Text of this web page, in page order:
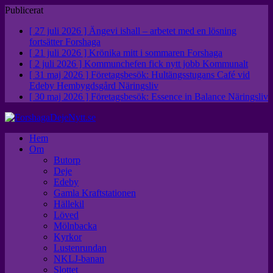
Publicerat
[ 27 juli 2026 ] Ängevi ishall – arbetet med en lösning
fortsätter Forshaga
[ 21 juli 2026 ] Krönika mitt i sommaren Forshaga
[ 2 juli 2026 ] Kommunchefen fick nytt jobb Kommunalt
[ 31 maj 2026 ] Företagsbesök: Hultängsstugans Café vid
Edeby Hembygdsgård Näringsliv
[ 30 maj 2026 ] Företagsbesök: Essence in Balance Näringsliv
Hem
Om
Butorp
Deje
Edeby
Gamla Kraftstationen
Hällekil
Löved
Mölnbacka
Kyrkor
Lustenrundan
NKLJ-banan
Slottet